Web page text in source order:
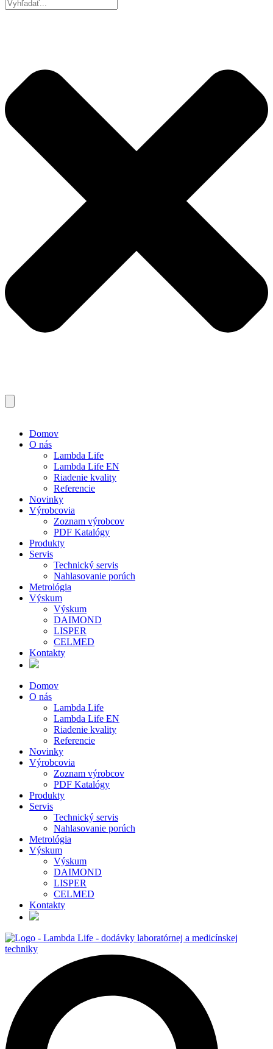
Domov
O nás
Lambda Life
Lambda Life EN
Riadenie kvality
Referencie
Novinky
Výrobcovia
Zoznam výrobcov
PDF Katalógy
Produkty
Servis
Technický servis
Nahlasovanie porúch
Metrológia
Výskum
Výskum
DAIMOND
LISPER
CELMED
Kontakty
Domov
O nás
Lambda Life
Lambda Life EN
Riadenie kvality
Referencie
Novinky
Výrobcovia
Zoznam výrobcov
PDF Katalógy
Produkty
Servis
Technický servis
Nahlasovanie porúch
Metrológia
Výskum
Výskum
DAIMOND
LISPER
CELMED
Kontakty